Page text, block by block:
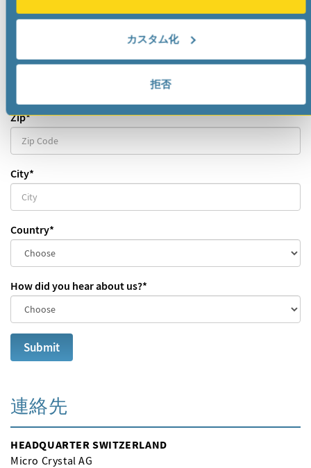
カスタム化
拒否
Street*
Zip*
City*
Country*
How did you hear about us?*
連絡先
HEADQUARTER SWITZERLAND
Micro Crystal AG